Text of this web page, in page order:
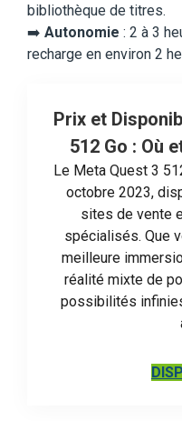
bibliothèque de titres.
➡️ Autonomie : 2 à 3
recharge en environ 2
Prix et
512 Go : Où
Le Meta Quest 3
octobre 2023,
sites de vente
spécialisés. Que
meilleure
réalité mixte de
possibilités